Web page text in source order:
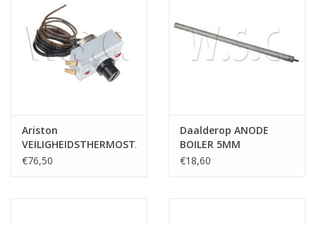
Ariston
VEILIGHEIDSTHERMOSTAAT
AYVMA
€76,50
Daalderop ANODE
BOILER 5MM
€18,60